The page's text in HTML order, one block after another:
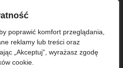
poprawić komfort przeglądania,
reklamy lub treści oraz
„Akceptuj”, wyrażasz zgodę
cookie.
NAS